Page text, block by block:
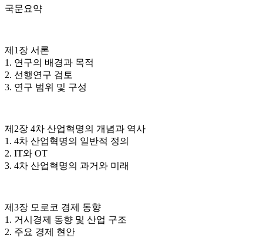
국문요약
제1장 서론
1. 연구의 배경과 목적
2. 선행연구 검토
3. 연구 범위 및 구성
제2장 4차 산업혁명의 개념과 역사
1. 4차 산업혁명의 일반적 정의
2. IT와 OT
3. 4차 산업혁명의 과거와 미래
제3장 모로코 경제 동향
1. 거시경제 동향 및 산업 구조
2. 주요 경제 현안